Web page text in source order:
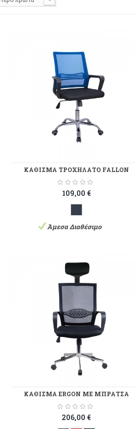
ΚΑΘΙΣΜΑ ΤΡΟΧΗΛΑΤΟ FALLON
109,00 €
Άμεσα Διαθέσιμο
ΚΑΘΙΣΜΑ ERGON ΜΕ ΜΠΡΑΤΣΑ
206,00 €